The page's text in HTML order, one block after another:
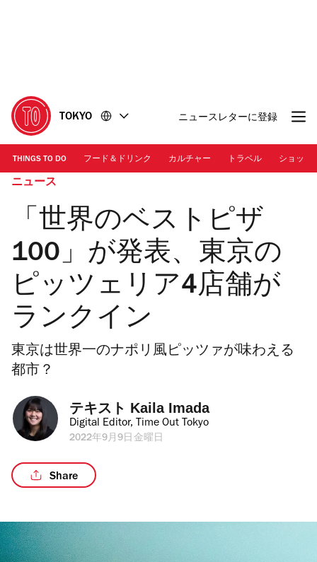
に
移
動
移
動
TOKYO ニュースレターに登録
THINGS TO DO フード＆ドリンク カルチャー トラベル ショッピ
ニュース
「世界のベストピザ
100」が発表、東京の
ピッツェリア4店舗が
ランクイン
東京は世界一のナポリ風ピッツァが味わえる
都市？
テキスト Kaila Imada
Digital Editor, Time Out Tokyo
2022年9月9日金曜日
Share